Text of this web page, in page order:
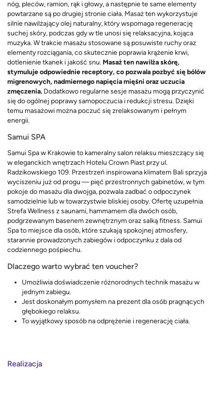
nóg, pleców, ramion, rąk i głowy, a następnie te same elementy
powtarzane są po drugiej stronie ciała. Masaż ten wykorzystuje
silnie nawilżający olej naturalny, który wspomaga regenerację
suchej skóry, podczas gdy w tle unosi się relaksacyjna, kojąca
muzyka. W trakcie masażu stosowane są posuwiste ruchy oraz
elementy rozciągania, co skutecznie poprawia krążenie krwi,
dotlenienie tkanek i jakość snu. Masaż ten nawilża skórę,
stymuluje odpowiednie receptory, co pozwala pozbyć się bólów
migrenowych, nadmiernego napięcia mięśni oraz uczucia
zmęczenia. Dodatkowo regularne sesje masażu mogą przyczynić
się do ogólnej poprawy samopoczucia i redukcji stresu. Dzięki
temu masażowi można poczuć się zrelaksowanym i pełnym
energii.
Samui SPA
Samui Spa w Krakowie to kameralny salon relaksu mieszczący się
w eleganckich wnętrzach Hotelu Crown Piast przy ul.
Radzikowskiego 109. Przestrzeń inspirowana klimatem Bali sprzyja
wyciszeniu już od progu — pięć przestronnych gabinetów, w tym
pokoje do masażu dla dwojga, pozwala zadbać o odpoczynek
samodzielnie lub w towarzystwie bliskiej osoby. Ofertę uzupełnia
Strefa Wellness z saunami, hammamem dla dwóch osób,
podgrzewanym basenem zewnętrznym oraz salką fitness. Samui
Spa to miejsce dla osób, które szukają spokojnej atmosfery,
starannie prowadzonych zabiegów i odpoczynku z dala od
codziennego pośpiechu.
Dlaczego warto wybrać ten voucher?
Umożliwia doświadczenie różnorodnych technik masażu w
jednym zabiegu.
Jest doskonałym pomysłem na prezent dla osób pragnących
głębokiego relaksu.
To wyjątkowy sposób na odprężenie i regenerację ciała.
Realizacja